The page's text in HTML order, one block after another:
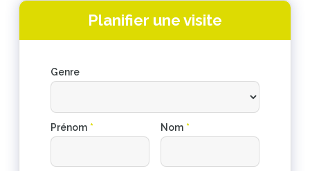
Planifier une visite
Genre
Prénom * Nom *